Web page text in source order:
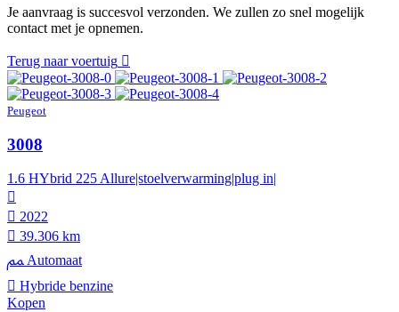
Je aanvraag is succesvol verzonden. We zullen zo snel mogelijk
contact met je opnemen.
Terug naar voertuig
Peugeot
3008
1.6 HYbrid 225 Allure|stoelverwarming|plug in|
2022
39.306 km
Automaat
Hybride benzine
Kopen